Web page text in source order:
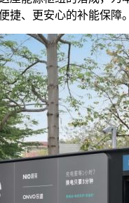
捷、更安心的补能保障。